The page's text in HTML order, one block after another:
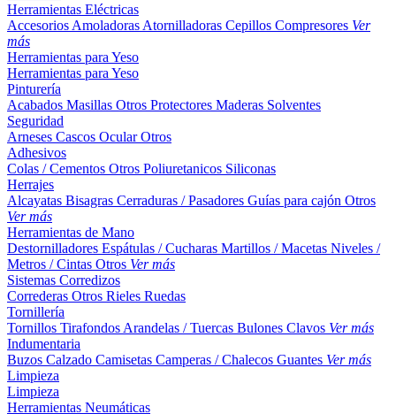
Herramientas Eléctricas
Accesorios Amoladoras Atornilladoras Cepillos Compresores Ver
más
Herramientas para Yeso
Herramientas para Yeso
Pinturería
Acabados Masillas Otros Protectores Maderas Solventes
Seguridad
Arneses Cascos OcularOtros
Adhesivos
Colas / Cementos Otros Poliuretanicos Siliconas
Herrajes
Alcayatas Bisagras Cerraduras / Pasadores Guías para cajón Otros
Ver más
Herramientas de Mano
Destornilladores Espátulas / Cucharas Martillos / Macetas Niveles /
Metros / Cintas Otros Ver más
Sistemas Corredizos
Correderas Otros Rieles Ruedas
Tornillería
Tornillos Tirafondos Arandelas / Tuercas Bulones Clavos Ver más
Indumentaria
Buzos Calzado Camisetas Camperas / Chalecos Guantes Ver más
Limpieza
Limpieza
Herramientas Neumáticas